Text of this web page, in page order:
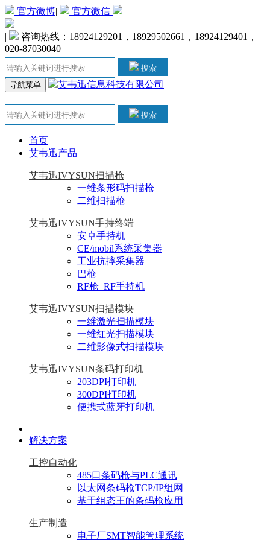
官方微博| 官方微信
|
咨询热线：18924129201，18929502661，18924129401，
020-87030040
搜索
导航菜单
搜索
首页
艾韦迅产品
艾韦迅IVYSUN扫描枪
一维条形码扫描枪
二维扫描枪
艾韦迅IVYSUN手持终端
安卓手持机
CE/mobil系统采集器
工业抗摔采集器
巴枪
RF枪_RF手持机
艾韦迅IVYSUN扫描模块
一维激光扫描模块
一维红光扫描模块
二维影像式扫描模块
艾韦迅IVYSUN条码打印机
203DPI打印机
300DPI打印机
便携式蓝牙打印机
|
解决方案
工控自动化
485口条码枪与PLC通讯
以太网条码枪TCP/IP组网
基于组态王的条码枪应用
生产制造
电子厂SMT智能管理系统